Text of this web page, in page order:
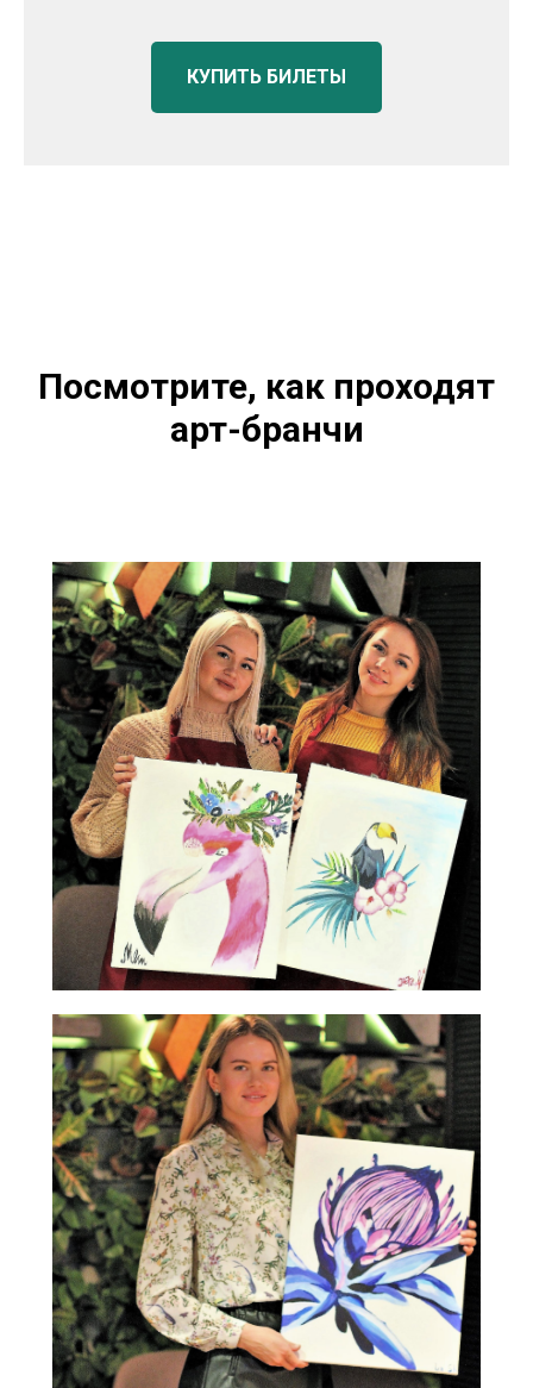
КУПИТЬ БИЛЕТЫ
Посмотрите, как проходят
арт-бранчи